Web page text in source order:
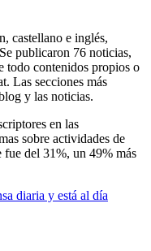
castellano e inglés,
publicaron 76 noticias,
todo contenidos propios o
Las secciones más
y las noticias.
en las
sobre actividades de
fue del 31%, un 49% más
diaria y está al día